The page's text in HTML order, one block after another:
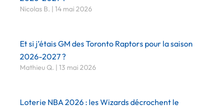
Nicolas B. 14 mai 2026
Et si j’étais GM des Toronto Raptors pour la saison
2026-2027 ?
Mathieu Q. 13 mai 2026
Loterie NBA 2026 : les Wizards décrochent le